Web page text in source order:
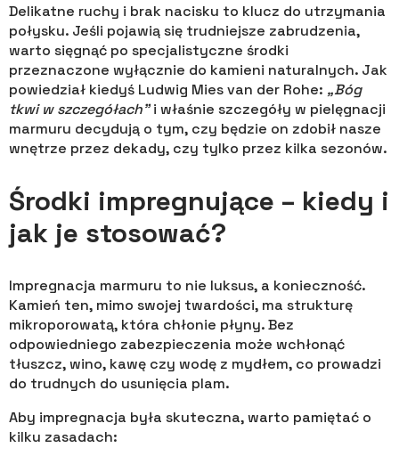
Delikatne ruchy i brak nacisku to klucz do utrzymania
połysku. Jeśli pojawią się trudniejsze zabrudzenia,
warto sięgnąć po specjalistyczne środki
przeznaczone wyłącznie do kamieni naturalnych. Jak
powiedział kiedyś Ludwig Mies van der Rohe: „Bóg
tkwi w szczegółach”i właśnie szczegóły w pielęgnacji
marmuru decydują o tym, czy będzie on zdobił nasze
wnętrze przez dekady, czy tylko przez kilka sezonów.
Środki impregnujące – kiedy i
jak je stosować?
Impregnacja marmuru to nie luksus, a konieczność.
Kamień ten, mimo swojej twardości, ma strukturę
mikroporowatą, która chłonie płyny. Bez
odpowiedniego zabezpieczenia może wchłonąć
tłuszcz, wino, kawę czy wodę z mydłem, co prowadzi
do trudnych do usunięcia plam.
Aby impregnacja była skuteczna, warto pamiętać o
kilku zasadach: